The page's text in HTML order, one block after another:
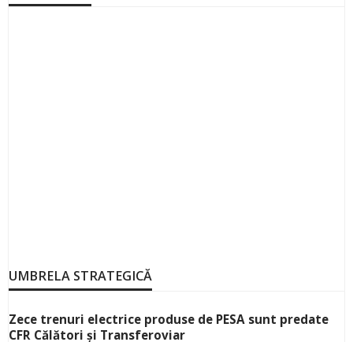
UMBRELA STRATEGICĂ
Zece trenuri electrice produse de PESA sunt predate
CFR Călători și Transferoviar